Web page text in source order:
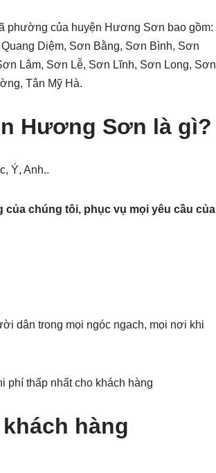
phường của huyện Hương Sơn bao gồm:
Diệm, Sơn Bằng, Sơn Bình, Sơn
Lâm, Sơn Lễ, Sơn Lĩnh, Sơn Long, Sơn
Tân Mỹ Hà.
Hương Sơn là gì?
Ý, Anh..
của chúng tôi, phục vụ mọi yêu cầu của
dân trong mọi ngóc ngach, mọi nơi khi
phí thấp nhất cho khách hàng
hàng